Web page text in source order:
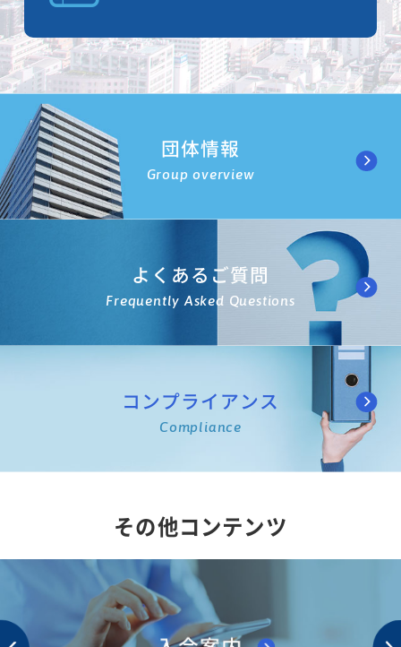
団体情報
Group overview
よくあるご質問
Frequently Asked Questions
コンプライアンス
Compliance
その他コンテンツ